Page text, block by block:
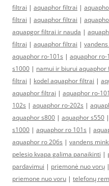
filtrai | aquaphor filtrai |
filtrai | aquaphor filtrai |
aquapgor filtrai ir nauda |
filtrai | aquaphor filtrai |
aquaphor ro-101s | aquaphor ro-
s1000 | namui ir biurui aquaphor
filtrai | kodel aquaphor filtrai |
aquaphor filtrai | aquaphor ro-
102s | aquaphor ro-202s |
aquaphor s800 | aquaphor s550 |
s1000 | aquaphor ro 101s |
aquaphor ro 206s | vandens
pelesio kvapa galima panaikinti |
pardavimui | priemonė nuo vorų |
priemone nuo voru | telefonų